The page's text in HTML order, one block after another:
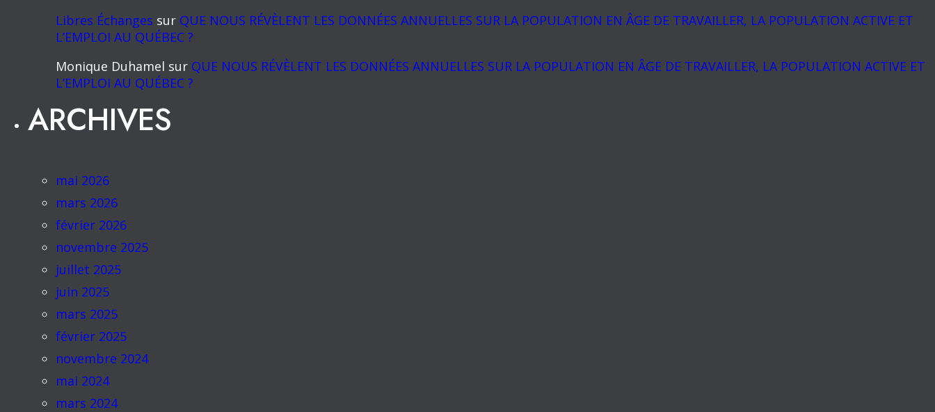
Libres Échanges sur QUE NOUS RÉVÈLENT LES DONNÉES ANNUELLES SUR LA POPULATION EN ÂGE DE TRAVAILLER, LA POPULATION ACTIVE ET
L’EMPLOI AU QUÉBEC ?
Monique Duhamel sur QUE NOUS RÉVÈLENT LES DONNÉES ANNUELLES SUR LA POPULATION EN ÂGE DE TRAVAILLER, LA POPULATION ACTIVE ET
L’EMPLOI AU QUÉBEC ?
ARCHIVES
mai 2026
mars 2026
février 2026
novembre 2025
juillet 2025
juin 2025
mars 2025
février 2025
novembre 2024
mai 2024
mars 2024